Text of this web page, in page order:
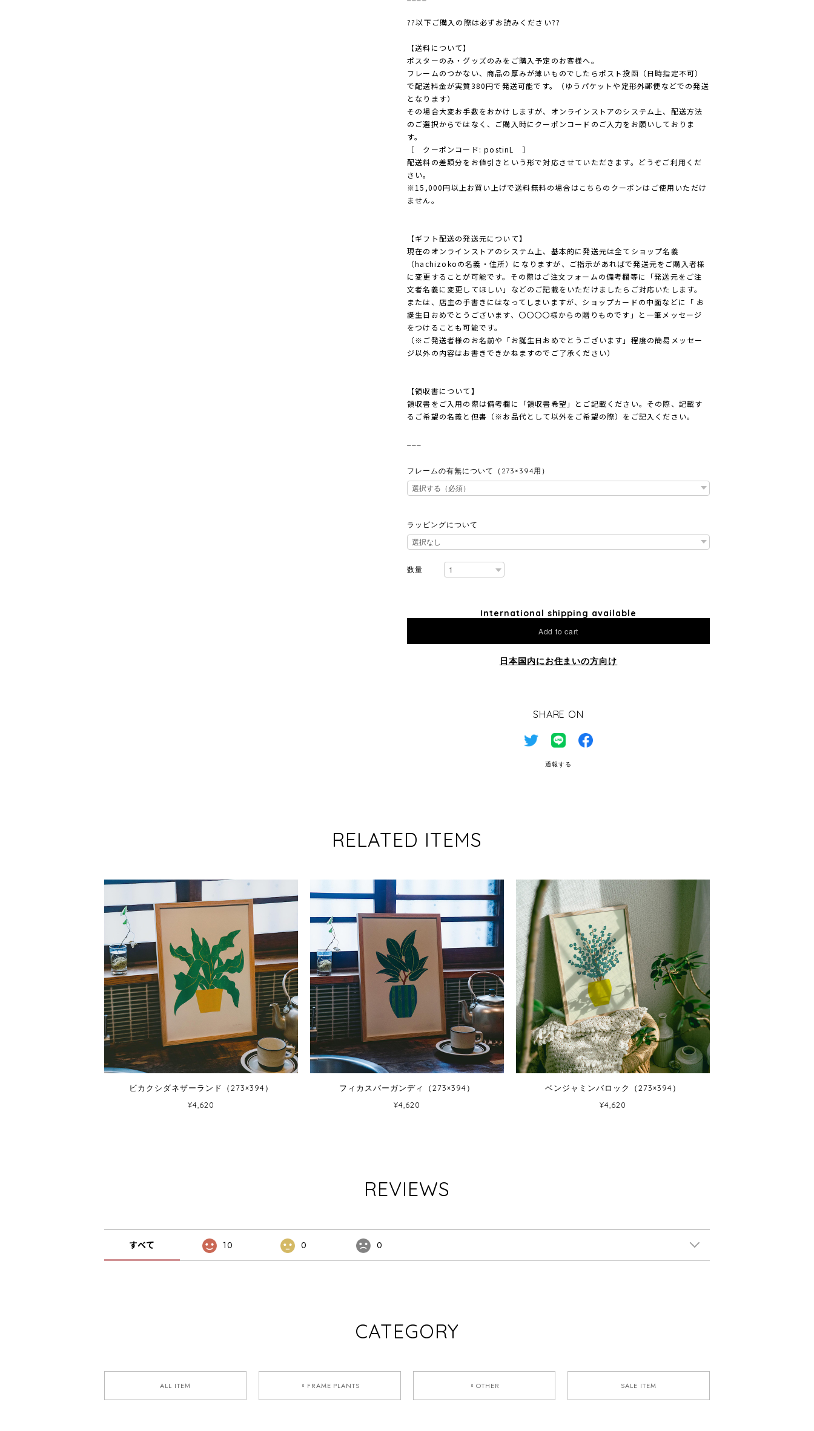
??以下ご購入の際は必ずお読みください??
【送料について】
ポスターのみ・グッズのみをご購入予定のお客様へ。
フレームのつかない、商品の厚みが薄いものでしたらポスト投函（日時指定不可）
で配送料金が実質380円で発送可能です。（ゆうパケットや定形外郵便などでの発送
となります）
その場合大変お手数をおかけしますが、オンラインストアのシステム上、配送方法
のご選択からではなく、ご購入時にクーポンコードのご入力をお願いしておりま
す。
［ クーポンコード: postinL ］
配送料の差額分をお値引きという形で対応させていただきます。どうぞご利用くだ
さい。
※15,000円以上お買い上げで送料無料の場合はこちらのクーポンはご使用いただけ
ません。
【ギフト配送の発送元について】
現在のオンラインストアのシステム上、基本的に発送元は全てショップ名義
（hachizokoの名義・住所）になりますが、ご指示があればで発送元をご購入者様
に変更することが可能です。その際はご注文フォームの備考欄等に「発送元をご注
文者名義に変更してほしい」などのご記載をいただけましたらご対応いたします。
または、店主の手書きにはなってしまいますが、ショップカードの中面などに「 お
誕生日おめでとうございます、〇〇〇〇様からの贈りものです」と一筆メッセージ
をつけることも可能です。
（※ご発送者様のお名前や「お誕生日おめでとうございます」程度の簡易メッセー
ジ以外の内容はお書きできかねますのでご了承ください）
【領収書について】
領収書をご入用の際は備考欄に「領収書希望」とご記載ください。その際、記載す
るご希望の名義と但書（※お品代として以外をご希望の際）をご記入ください。
フレームの有無について（273×394用）
ラッピングについて
数量
International shipping available
Add to cart
日本国内にお住まいの方向け
SHARE ON
通報する
RELATED ITEMS
ビカクシダネザーランド（273×394）
¥4,620
フィカスバーガンディ（273×394）
¥4,620
ベンジャミンバロック（273×394）
¥4,620
REVIEWS
すべて 10 0 0
CATEGORY
ALL ITEM ▫︎FRAME PLANTS ▫︎OTHER SALE ITEM